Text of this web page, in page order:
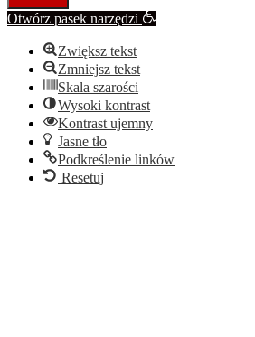
Otwórz pasek narzędzi
Zwiększ tekst
Zmniejsz tekst
Skala szarości
Wysoki kontrast
Kontrast ujemny
Jasne tło
Podkreślenie linków
Resetuj